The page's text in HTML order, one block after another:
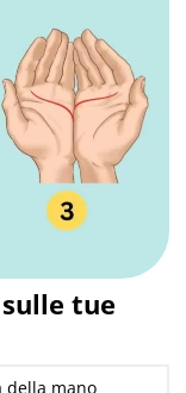
tue
della mano